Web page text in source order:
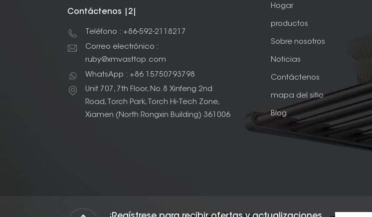
Contáctenos |2|
Teléfono : +86-592-2118217
Correo electrónico :
ruby@xmvasttop.com
WhatsApp : +86 15750793798
Unit 707, 7th Floor, No.8 Xinfeng 2nd
Road, Torch Park, Torch Hi-Tech Zone,
Xiamen (North Rongxin Building) 361006
Hogar
productos
Sobre nosotros
Noticias
Contáctenos
mapa del sitio
Blog